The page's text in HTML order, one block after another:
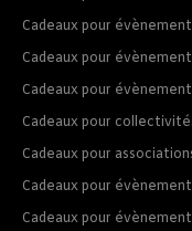
Cadeaux pour
Cadeaux pour
Cadeaux pour
Cadeaux pour
Cadeaux pour
Cadeaux pour
Cadeaux pour